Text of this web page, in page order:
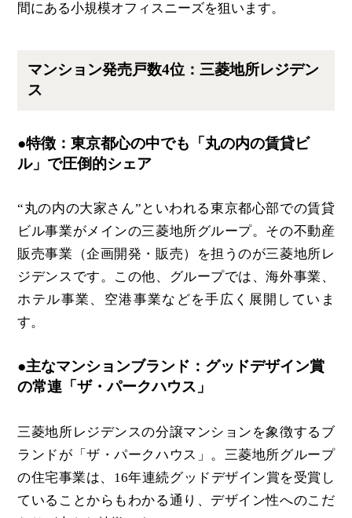
間にある小規模オフィスニーズを狙います。
マンション発売戸数4位：三菱地所レジデン
ス
●特徴：東京都心の中でも「丸の内の賃貸ビ
ル」で圧倒的シェア
“丸の内の大家さん”といわれる東京都心部での賃貸
ビル事業がメインの三菱地所グループ。その不動産
販売事業（企画開発・販売）を担うのが三菱地所レ
ジデンスです。この他、グループでは、海外事業、
ホテル事業、空港事業などを手広く展開していま
す。
●主なマンションブランド：グッドデザイン賞
の常連「ザ・パークハウス」
三菱地所レジデンスの分譲マンションを象徴するブ
ランドが「ザ・パークハウス」。三菱地所グループ
の住宅事業は、16年連続グッドデザイン賞を受賞し
ていることからもわかる通り、デザイン性へのこだ